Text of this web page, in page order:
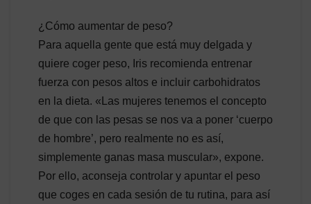
¿Cómo aumentar de peso?
Para aquella gente que está muy delgada y
quiere coger peso, Iris recomienda entrenar
fuerza con pesos altos e incluir carbohidratos
en la dieta. «Las mujeres tenemos el concepto
de que con las pesas se nos va a poner ‘cuerpo
de hombre’, pero realmente no es así,
simplemente ganas masa muscular», expone.
Por ello, aconseja controlar y apuntar el peso
que coges en cada sesión de tu rutina, para así